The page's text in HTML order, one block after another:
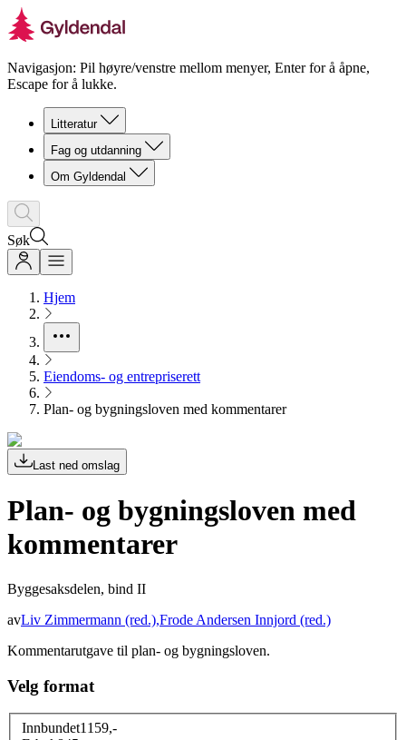
Navigasjon: Pil høyre/venstre mellom menyer, Enter for å åpne,
Escape for å lukke.
Litteratur
Fag og utdanning
Om Gyldendal
Søk
Hjem
Eiendoms- og entrepriserett
Plan- og bygningsloven med kommentarer
Last ned omslag
Plan- og bygningsloven med
kommentarer
Byggesaksdelen, bind II
avLiv Zimmermann (red.),Frode Andersen Innjord (red.)
Kommentarutgave til plan- og bygningsloven.
Velg format
Innbundet1159,-